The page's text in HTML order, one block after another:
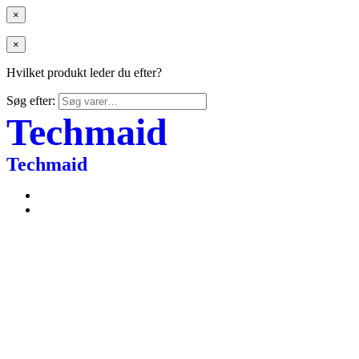
×
×
Hvilket produkt leder du efter?
Søg efter:
Techmaid
Techmaid